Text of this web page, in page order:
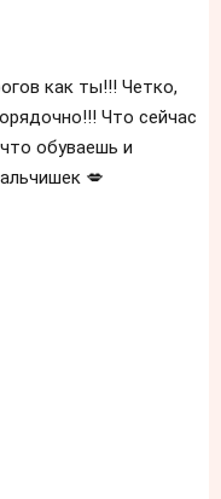
как ты!!! Четко,
Что сейчас
обуваешь и
💋